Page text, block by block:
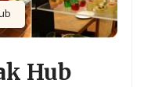
Hub